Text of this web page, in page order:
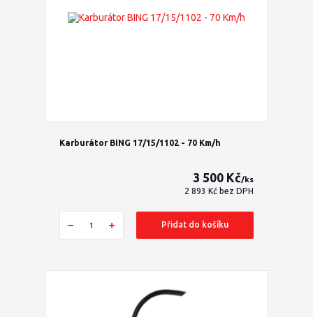
Karburátor BING 17/15/1102 - 70 Km/h
3 500 Kč/ks
2 893 Kč bez DPH
Přidat do košíku